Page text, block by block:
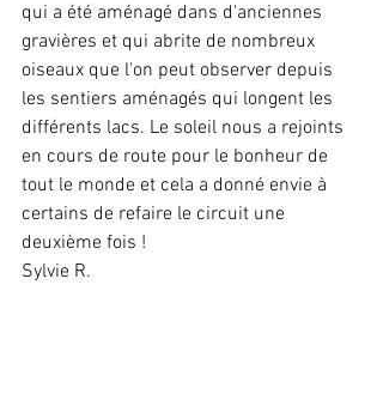
qui a été aménagé dans d'anciennes
gravières et qui abrite de nombreux
oiseaux que l'on peut observer depuis
les sentiers aménagés qui longent les
différents lacs. Le soleil nous a rejoints
en cours de route pour le bonheur de
tout le monde et cela a donné envie à
certains de refaire le circuit une
deuxième fois !
Sylvie R.